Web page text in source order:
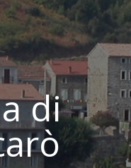
di